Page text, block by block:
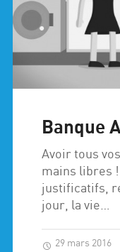
Banque
Avoir tous
mains libres
justificatifs,
jour, la vie…
29 mars 2016